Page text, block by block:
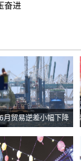
奋进
月贸易逆差小幅下降